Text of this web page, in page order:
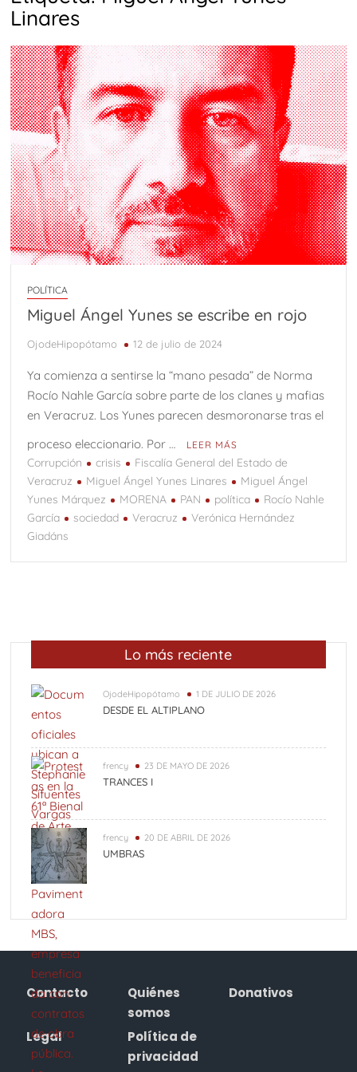
Carta de presentación
Desde el Altiplano
Diputada Daylín García adquiere inmueble con casi un
millón de pesos en efectivo
SWALTY 4.0
SWALTY 3.0
SWALTY 2.0
Vedados (parte 4 final)
Comentarios sobre el arte de Elías Henoc Permut y el
contexto cubano
Vedados (Parte 3)
Adiós a Ricardo Vinós
WILFREDO PRIETO Y EL ROBO A MANO ARMADA
Kevin Beovides Casas y el código binario de las
trasmutaciones
Una “carga al machete” por Félix González-Torres y el
arte cubano conceptual
Vedados (Parte 2)
Vedados (Parte 1)
Osiel, el capo libre
9 de Agosto: Día Internacional de los pueblos indígenas;
Chiapas riqueza cultural.
Linares
POLÍTICA
Miguel Ángel Yunes se escribe en rojo
OjodeHipopótamo 12 de julio de 2024
Ya comienza a sentirse la “mano pesada” de Norma
Rocío Nahle García sobre parte de los clanes y mafias
en Veracruz. Los Yunes parecen desmoronarse tras el
proceso eleccionario. Por …
LEER MÁS
Corrupción crisis
Fiscalía General del Estado de
Veracruz
Miguel Ángel Yunes Linares
Miguel Ángel
Yunes Márquez
MORENA PAN política
Rocío Nahle
García
sociedad Veracruz
Verónica Hernández
Giadáns
Lo más reciente
OjodeHipopótamo 1 DE JULIO DE 2026
DESDE EL ALTIPLANO
frency 23 DE MAYO DE 2026
TRANCES I
frency 20 DE ABRIL DE 2026
UMBRAS
Contacto
Quiénes
somos
Donativos
Legal
Política de
privacidad